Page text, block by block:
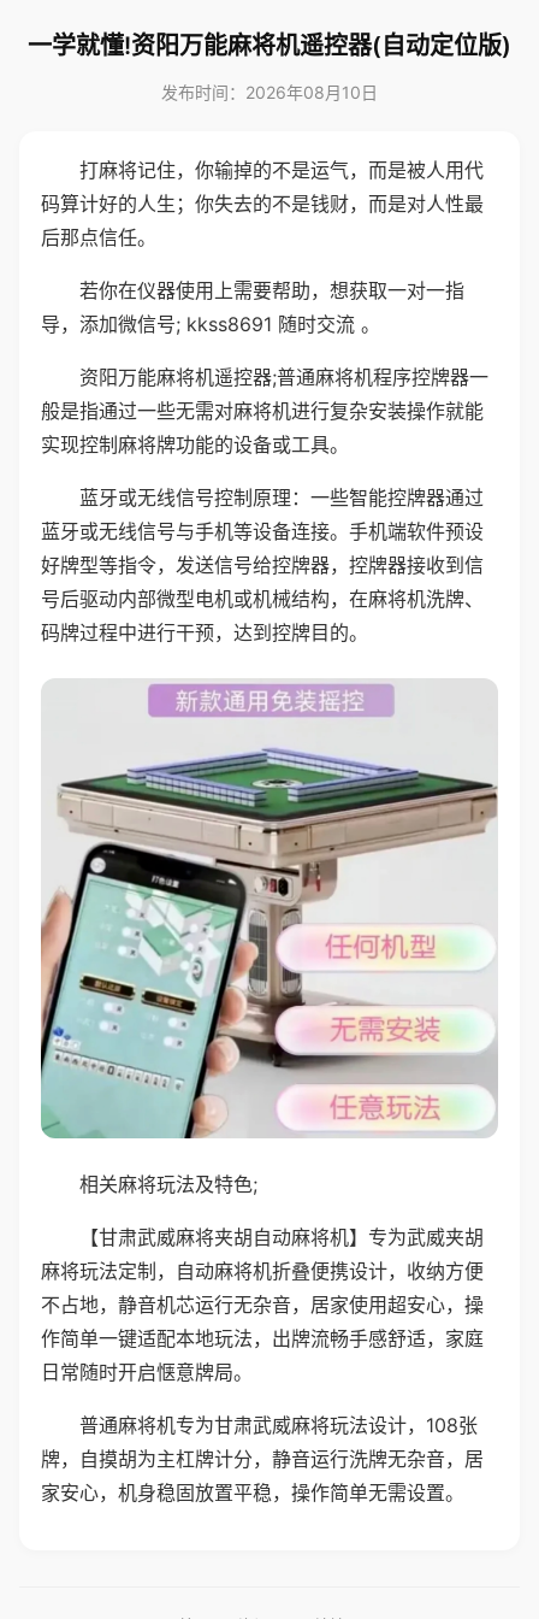
一学就懂!资阳万能麻将机遥控器(自动定位版)
发布时间：2026年08月10日
打麻将记住，你输掉的不是运气，而是被人用代
码算计好的人生；你失去的不是钱财，而是对人性最
后那点信任。
若你在仪器使用上需要帮助，想获取一对一指
导，添加微信号; kkss8691 随时交流 。
资阳万能麻将机遥控器;普通麻将机程序控牌器一
般是指通过一些无需对麻将机进行复杂安装操作就能
实现控制麻将牌功能的设备或工具。
蓝牙或无线信号控制原理：一些智能控牌器通过
蓝牙或无线信号与手机等设备连接。手机端软件预设
好牌型等指令，发送信号给控牌器，控牌器接收到信
号后驱动内部微型电机或机械结构，在麻将机洗牌、
码牌过程中进行干预，达到控牌目的。
相关麻将玩法及特色;
【甘肃武威麻将夹胡自动麻将机】专为武威夹胡
麻将玩法定制，自动麻将机折叠便携设计，收纳方便
不占地，静音机芯运行无杂音，居家使用超安心，操
作简单一键适配本地玩法，出牌流畅手感舒适，家庭
日常随时开启惬意牌局。
普通麻将机专为甘肃武威麻将玩法设计，108张
牌，自摸胡为主杠牌计分，静音运行洗牌无杂音，居
家安心，机身稳固放置平稳，操作简单无需设置。